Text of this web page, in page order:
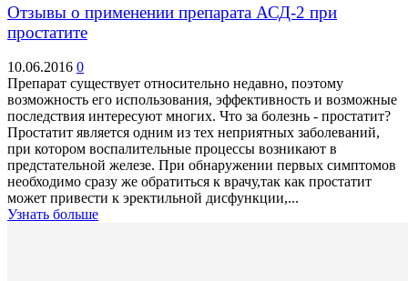
Отзывы о применении препарата АСД-2 при
простатите
10.06.2016 0
Препарат существует относительно недавно, поэтому
возможность его использования, эффективность и возможные
последствия интересуют многих. Что за болезнь - простатит?
Простатит является одним из тех неприятных заболеваний,
при котором воспалительные процессы возникают в
предстательной железе. При обнаружении первых симптомов
необходимо сразу же обратиться к врачу,так как простатит
может привести к эректильной дисфункции,...
Узнать больше